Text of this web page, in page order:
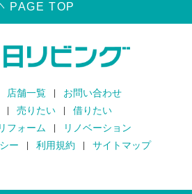
PAGE TOP
店舗一覧
お問い合わせ
売りたい
借りたい
リフォーム
リノベーション
ー
利用規約 サイトマップ